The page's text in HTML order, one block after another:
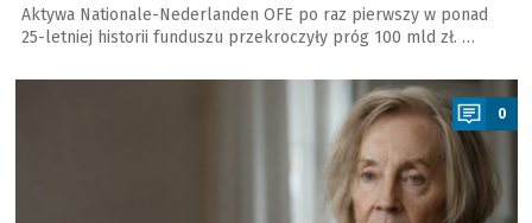
Aktywa Nationale-Nederlanden OFE po raz pierwszy w ponad
25-letniej historii funduszu przekroczyły próg 100 mld zł. …
a
0